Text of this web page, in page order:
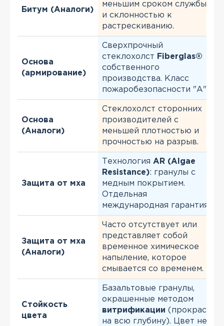
Битум (Аналоги)
меньшим сроком службы
и склонностью к
растрескиванию.
Основа
(армирование)
Сверхпрочный
стеклохолст Fiberglas®
собственного
производства. Класс
пожаробезопасности "А".
Основа
(Аналоги)
Стеклохолст сторонних
производителей с
меньшей плотностью и
прочностью на разрыв.
Защита от мха
Технология AR (Algae
Resistance): гранулы с
медным покрытием.
Отдельная
международная гарантия.
Защита от мха
(Аналоги)
Часто отсутствует или
представляет собой
временное химическое
напыление, которое
смывается со временем.
Стойкость
цвета
Базальтовые гранулы,
окрашенные методом
витрификации (прокрас
на всю глубину). Цвет не